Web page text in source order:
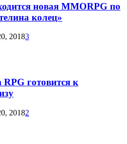
новая MMORPG по
колец»
20183
готовится к
20182